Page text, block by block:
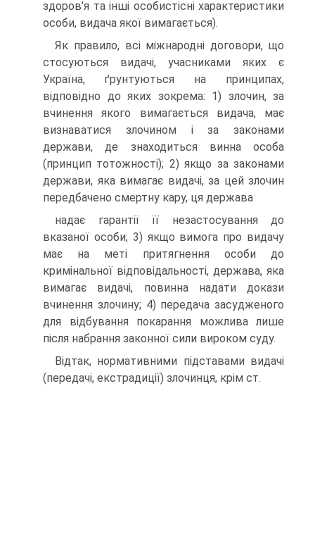
здоров'я та інші особистісні характеристики
особи, видача якої вимагається).
Як правило, всі міжнародні договори, що
стосуються видачі, учасниками яких є
Україна, ґрунтуються на принципах,
відповідно до яких зокрема: 1) злочин, за
вчинення якого вимагається видача, має
визнаватися злочином і за законами
держави, де знаходиться винна особа
(принцип тотожності); 2) якщо за законами
держави, яка вимагає видачі, за цей злочин
передбачено смертну кару, ця держава
надає гарантії її незастосування до
вказаної особи; 3) якщо вимога про видачу
має на меті притягнення особи до
кримінальної відповідальності, держава, яка
вимагає видачі, повинна надати докази
вчинення злочину; 4) передача засудженого
для відбування покарання можлива лише
після набрання законної сили вироком суду.
Відтак, нормативними підставами видачі
(передачі, екстрадиції) злочинця, крім ст.